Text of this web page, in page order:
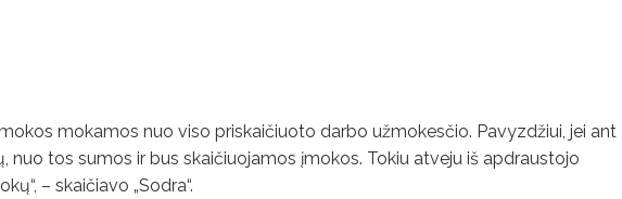
mokamos nuo viso priskaičiuoto darbo užmokesčio. Pavyzdžiui, jei ant
nuo tos sumos ir bus skaičiuojamos įmokos. Tokiu atveju iš apdraustojo
– skaičiavo „Sodra“.